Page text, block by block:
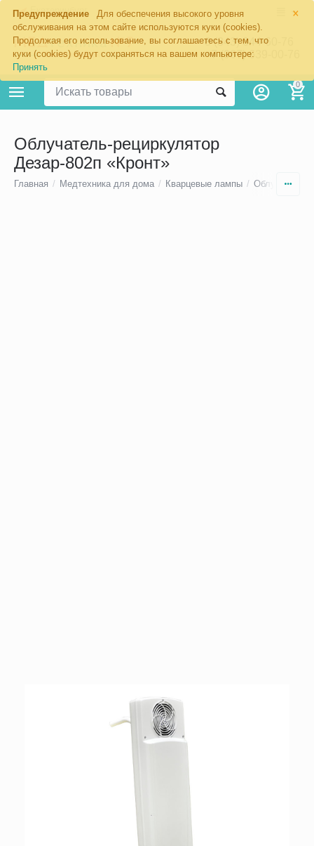
×
Предупреждение
Для обеспечения высокого уровня
обслуживания на этом сайте используются куки (cookies).
Продолжая его использование, вы соглашаетесь с тем, что
куки (cookies) будут сохраняться на вашем компьютере:
Принять
Екатеринбург
8 (343) 344-60-76
+7 (967) 639-00-76
0
Облучатель-рециркулятор
Дезар-802п «Кронт»
Главная / Медтехника для дома / Кварцевые лампы / Облучатели-